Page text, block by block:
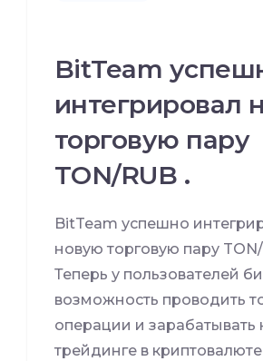
BitTeam
интегрировал
торговую пару
TON/RUB .
BitTeam успешно
новую торговую пару
Теперь у пользователей
возможность проводить
операции и зарабатывать
трейдинге в